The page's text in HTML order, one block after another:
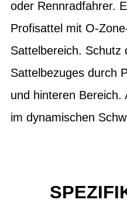
oder Rennradfahrer.
Profisattel mit O-
Sattelbereich. Schutz
Sattelbezuges durch
und hinteren Bereich.
im dynamischen